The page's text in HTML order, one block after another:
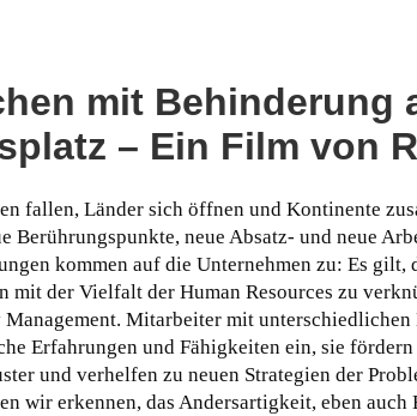
mit Behinderung
– Ein Film von
fallen, Länder sich öffnen und Kontinente
Berührungspunkte, neue Absatz- und neue
kommen auf die Unternehmen zu: Es
mit der Vielfalt der Human Resources zu
Mitarbeiter mit unterschiedlichen
Erfahrungen und Fähigkeiten ein, sie
und verhelfen zu neuen Strategien der
wir erkennen, das Andersartigkeit, eben auch